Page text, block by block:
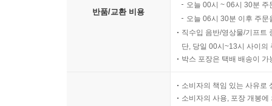
반품/교환 비용
오늘 00시 ~ 06시 30분
오늘 06시 30분 이후 주
직수입 음반/영상물/기프트
단, 당일 00시~13시 사이의
박스 포장은 택배 배송이
소비자의 책임 있는 사유로
소비자의 사용, 포장 개봉